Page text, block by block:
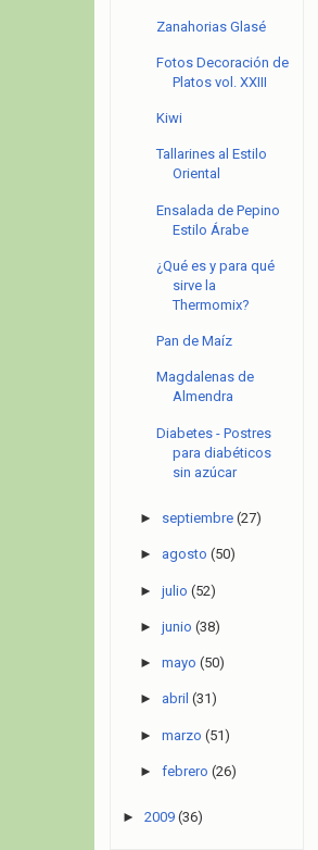
Zanahorias Glasé
Fotos Decoración de
Platos vol. XXIII
Kiwi
Tallarines al Estilo
Oriental
Ensalada de Pepino
Estilo Árabe
¿Qué es y para qué
sirve la
Thermomix?
Pan de Maíz
Magdalenas de
Almendra
Diabetes - Postres
para diabéticos
sin azúcar
► septiembre (27)
► agosto (50)
► julio (52)
► junio (38)
► mayo (50)
► abril (31)
► marzo (51)
► febrero (26)
► 2009 (36)